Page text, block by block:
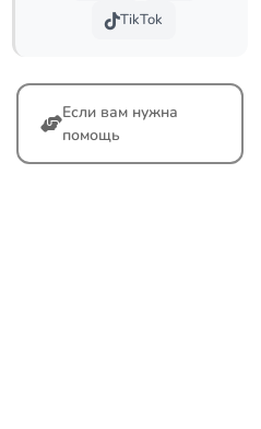
TikTok
Если вам нужна
помощь